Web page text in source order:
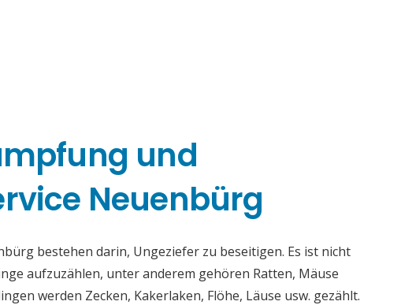
und
Neuenbürg
bestehen darin, Ungeziefer zu beseitigen. Es ist nicht
aufzuzählen, unter anderem gehören Ratten, Mäuse
werden Zecken, Kakerlaken, Flöhe, Läuse usw. gezählt.